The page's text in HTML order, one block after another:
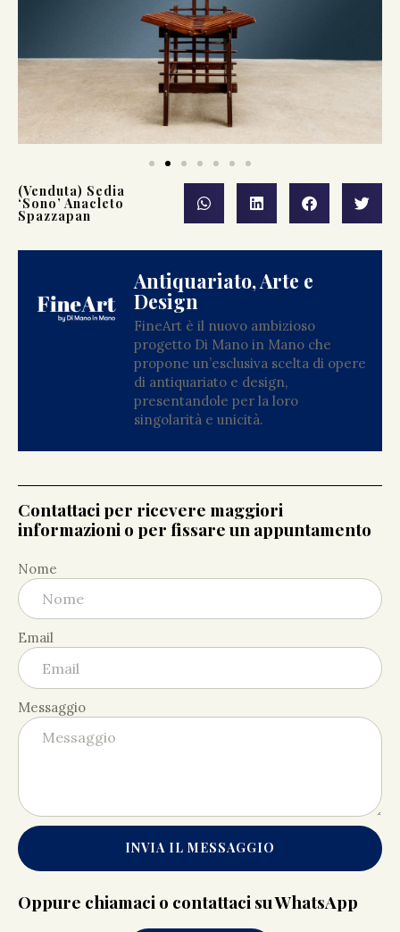
(Venduta) Sedia
‘Sono’ Anacleto
Spazzapan
Antiquariato, Arte e
Design
FineArt è il nuovo ambizioso
progetto Di Mano in Mano che
propone un’esclusiva scelta di opere
di antiquariato e design,
presentandole per la loro
singolarità e unicità.
Contattaci per ricevere maggiori
informazioni o per fissare un appuntamento
Nome
Email
Messaggio
INVIA IL MESSAGGIO
Oppure chiamaci o contattaci su WhatsApp